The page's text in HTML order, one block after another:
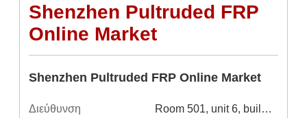
Shenzhen Pultruded FRP
Online Market
Shenzhen Pultruded FRP Online Market
Διεύθυνση Room 501, unit 6, building 20, North Lane, east flower market, Shenzhen